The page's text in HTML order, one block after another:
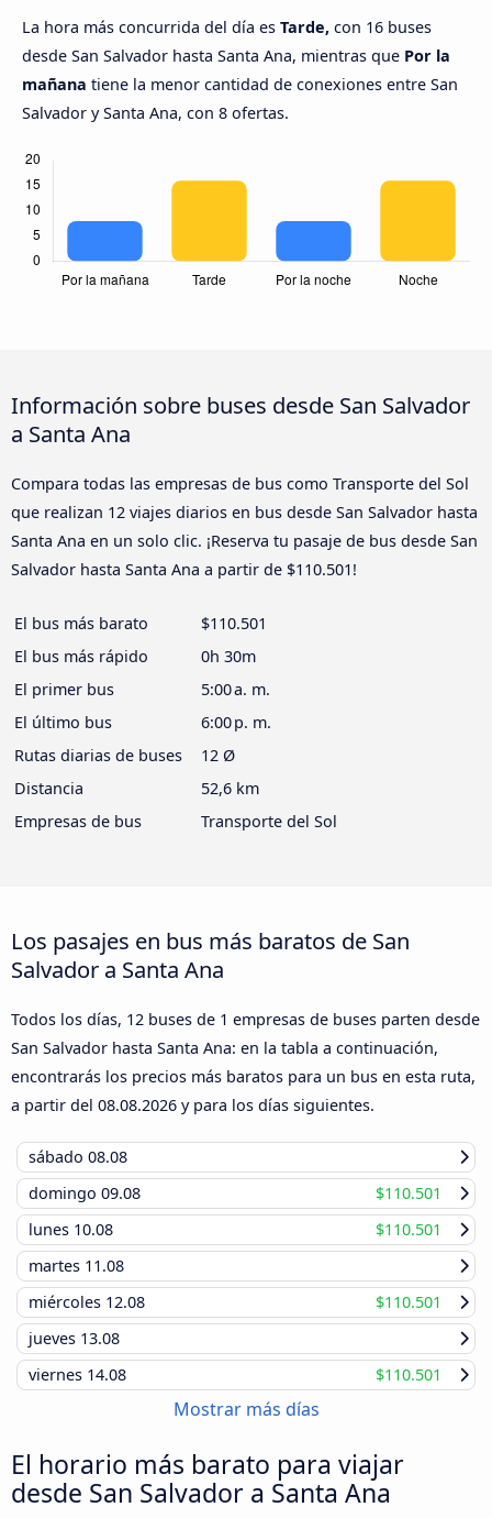
La hora más concurrida del día es Tarde, con 16 buses
desde San Salvador hasta Santa Ana, mientras que Por la
mañana tiene la menor cantidad de conexiones entre San
Salvador y Santa Ana, con 8 ofertas.
Información sobre buses desde San Salvador
a Santa Ana
Compara todas las empresas de bus como Transporte del Sol
que realizan 12 viajes diarios en bus desde San Salvador hasta
Santa Ana en un solo clic. ¡Reserva tu pasaje de bus desde San
Salvador hasta Santa Ana a partir de $110.501!
El bus más barato
$110.501
El bus más rápido
0h 30m
El primer bus
5:00 a. m.
El último bus
6:00 p. m.
Rutas diarias de buses
12 Ø
Distancia
52,6 km
Empresas de bus
Transporte del Sol
Los pasajes en bus más baratos de San
Salvador a Santa Ana
Todos los días, 12 buses de 1 empresas de buses parten desde
San Salvador hasta Santa Ana: en la tabla a continuación,
encontrarás los precios más baratos para un bus en esta ruta,
a partir del 08.08.2026 y para los días siguientes.
sábado 08.08
domingo 09.08
$110.501
lunes 10.08
$110.501
martes 11.08
miércoles 12.08
$110.501
jueves 13.08
viernes 14.08 $110.501
Mostrar más días
El horario más barato para viajar
desde San Salvador a Santa Ana